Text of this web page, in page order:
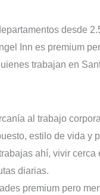
desde
Inn es premium
trabajan en
al trabajo
estilo de vida y
ahí, vivir
diarias.
premium pero